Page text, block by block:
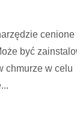
cenione
być
chmurze w celu